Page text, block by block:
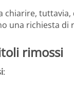
chiarire,
una richiesta di
rimossi
: